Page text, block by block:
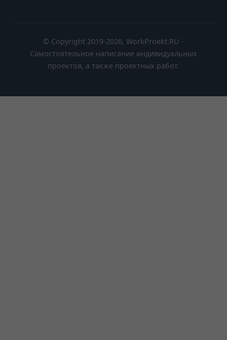
© Copyright 2019-2026, WorkProekt.RU -
Самостоятельное написание индивидуальных
проектов, а также проектных работ.